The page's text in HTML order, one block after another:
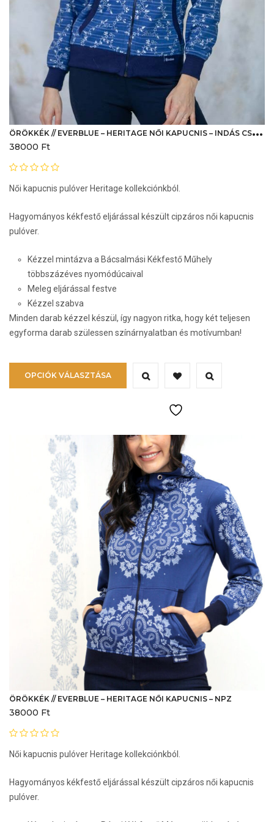
Ö
RÖKKÉK // EVERBLUE – HERITAGE NŐI KAPUCNIS – INDÁS CSÍKOS
38000 Ft
Női kapucnis pulóver Heritage kollekciónkból.
Hagyományos kékfestő eljárással készült cipzáros női kapucnis
pulóver.
Kézzel mintázva a Bácsalmási Kékfestő Műhely
többszázéves nyomódúcaival
Meleg eljárással festve
Kézzel szabva
Minden darab kézzel készül, így nagyon ritka, hogy két teljesen
egyforma darab szülessen színárnyalatban és motívumban!
OPCIÓK VÁLASZTÁSA
van.
A
változatok
termékoldalon
választhatók
ki
ÖRÖKKÉK // EVERBLUE – HERITAGE NŐI KAPUCNIS – NPZ
38000 Ft
Női kapucnis pulóver Heritage kollekciónkból.
Hagyományos kékfestő eljárással készült cipzáros női kapucnis
pulóver.